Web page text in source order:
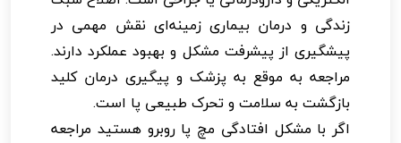
زندگی و درمان بیماری زمینه‌ای نقش مهمی در
پیشگیری از پیشرفت مشکل و بهبود عملکرد دارند.
مراجعه به موقع به پزشک و پیگیری درمان کلید
بازگشت به سلامت و تحرک طبیعی پا است.
اگر با مشکل افتادگی مچ پا روبرو هستید مراجعه